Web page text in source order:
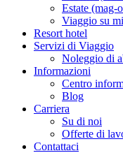
Estate (mag-
Viaggio su
Resort hotel
Servizi di Viaggio
Noleggio di
Informazioni
Centro
Blog
Carriera
Su di noi
Offerte di
Contattaci